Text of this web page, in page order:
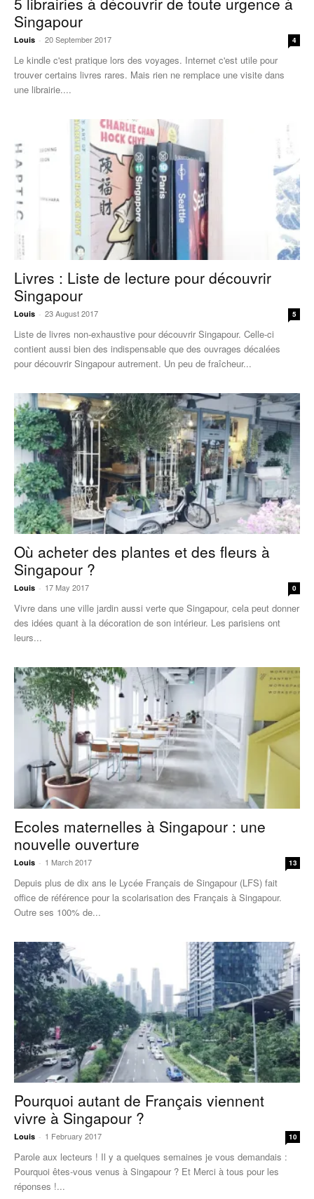
Singapour
Louis - 20 September 2017 4
Le kindle c'est pratique lors des voyages. Internet c'est utile pour
trouver certains livres rares. Mais rien ne remplace une visite dans
une librairie....
Livres : Liste de lecture pour découvrir
Singapour
Louis - 23 August 2017 5
Liste de livres non-exhaustive pour découvrir Singapour. Celle-ci
contient aussi bien des indispensable que des ouvrages décalées
pour découvrir Singapour autrement. Un peu de fraîcheur...
Où acheter des plantes et des fleurs à
Singapour ?
Louis - 17 May 2017 0
Vivre dans une ville jardin aussi verte que Singapour, cela peut donner
des idées quant à la décoration de son intérieur. Les parisiens ont
leurs...
Ecoles maternelles à Singapour : une
nouvelle ouverture
Louis - 1 March 2017 13
Depuis plus de dix ans le Lycée Français de Singapour (LFS) fait
office de référence pour la scolarisation des Français à Singapour.
Outre ses 100% de...
Pourquoi autant de Français viennent
vivre à Singapour ?
Louis - 1 February 2017 10
Parole aux lecteurs ! Il y a quelques semaines je vous demandais :
Pourquoi êtes-vous venus à Singapour ? Et Merci à tous pour les
réponses !...